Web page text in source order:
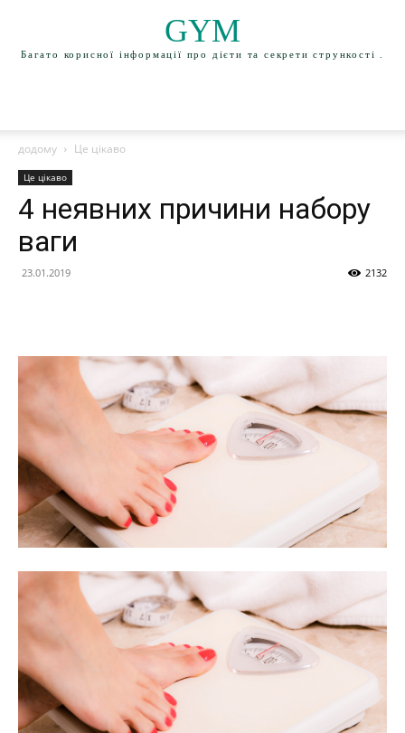
GYM
Багато корисної інформації про дієти та секрети стрункості .
додому Це цікаво
Це цікаво
4 неявних причини набору
ваги
23.01.2019 2132